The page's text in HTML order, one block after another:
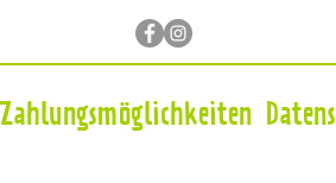
Zahlungsmöglichkeiten